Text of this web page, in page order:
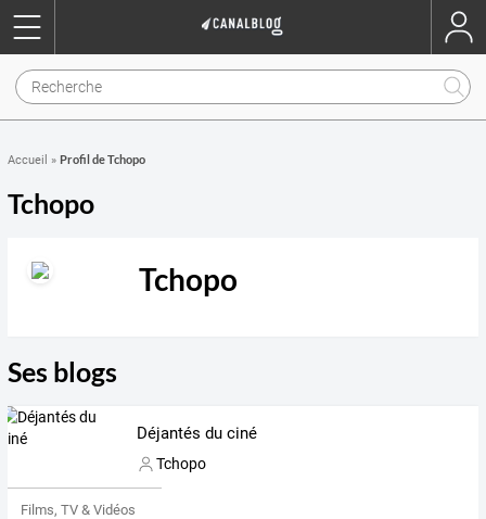
Accueil » Profil de Tchopo
Tchopo
Tchopo
Ses blogs
Déjantés du ciné
Tchopo
Films, TV & Vidéos